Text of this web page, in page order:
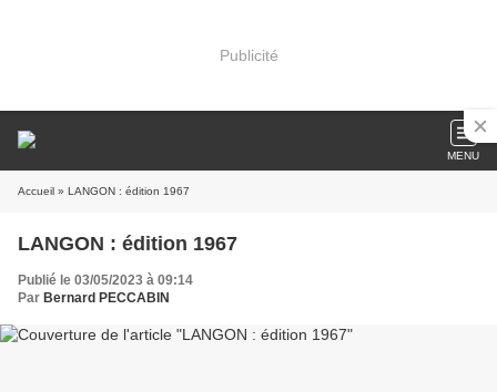
Publicité
MENU
Accueil » LANGON : édition 1967
LANGON : édition 1967
Publié le 03/05/2023 à 09:14
Par Bernard PECCABIN